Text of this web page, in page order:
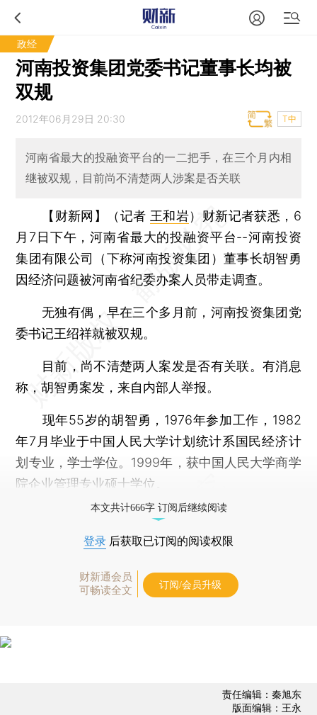
政经
河南投资集团党委书记董事长均被
双规
2012年06月29日 20:30 T中
河南省最大的投融资平台的一二把手，在三个月内相
继被双规，目前尚不清楚两人涉案是否关联
【财新网】（记者 王和岩） 财新记者获悉，6
月7日下午，河南省最大的投融资平台--河南投资
集团有限公司（下称河南投资集团）董事长胡智勇
因经济问题被河南省纪委办案人员带走调查。
无独有偶，早在三个多月前，河南投资集团党
委书记王绍祥就被双规。
目前，尚不清楚两人案发是否有关联。有消息
称，胡智勇案发，来自内部人举报。
现年55岁的胡智勇，1976年参加工作，1982
年7月毕业于中国人民大学计划统计系国民经济计
划专业，学士学位。1999年，获中国人民大学商学
院企业管理专业硕士学位。
本文共计666字 订阅后继续阅读
登录 后获取已订阅的阅读权限
财新通会员
可畅读全文
订阅/会员升级
责任编辑：秦旭东
版面编辑：王永